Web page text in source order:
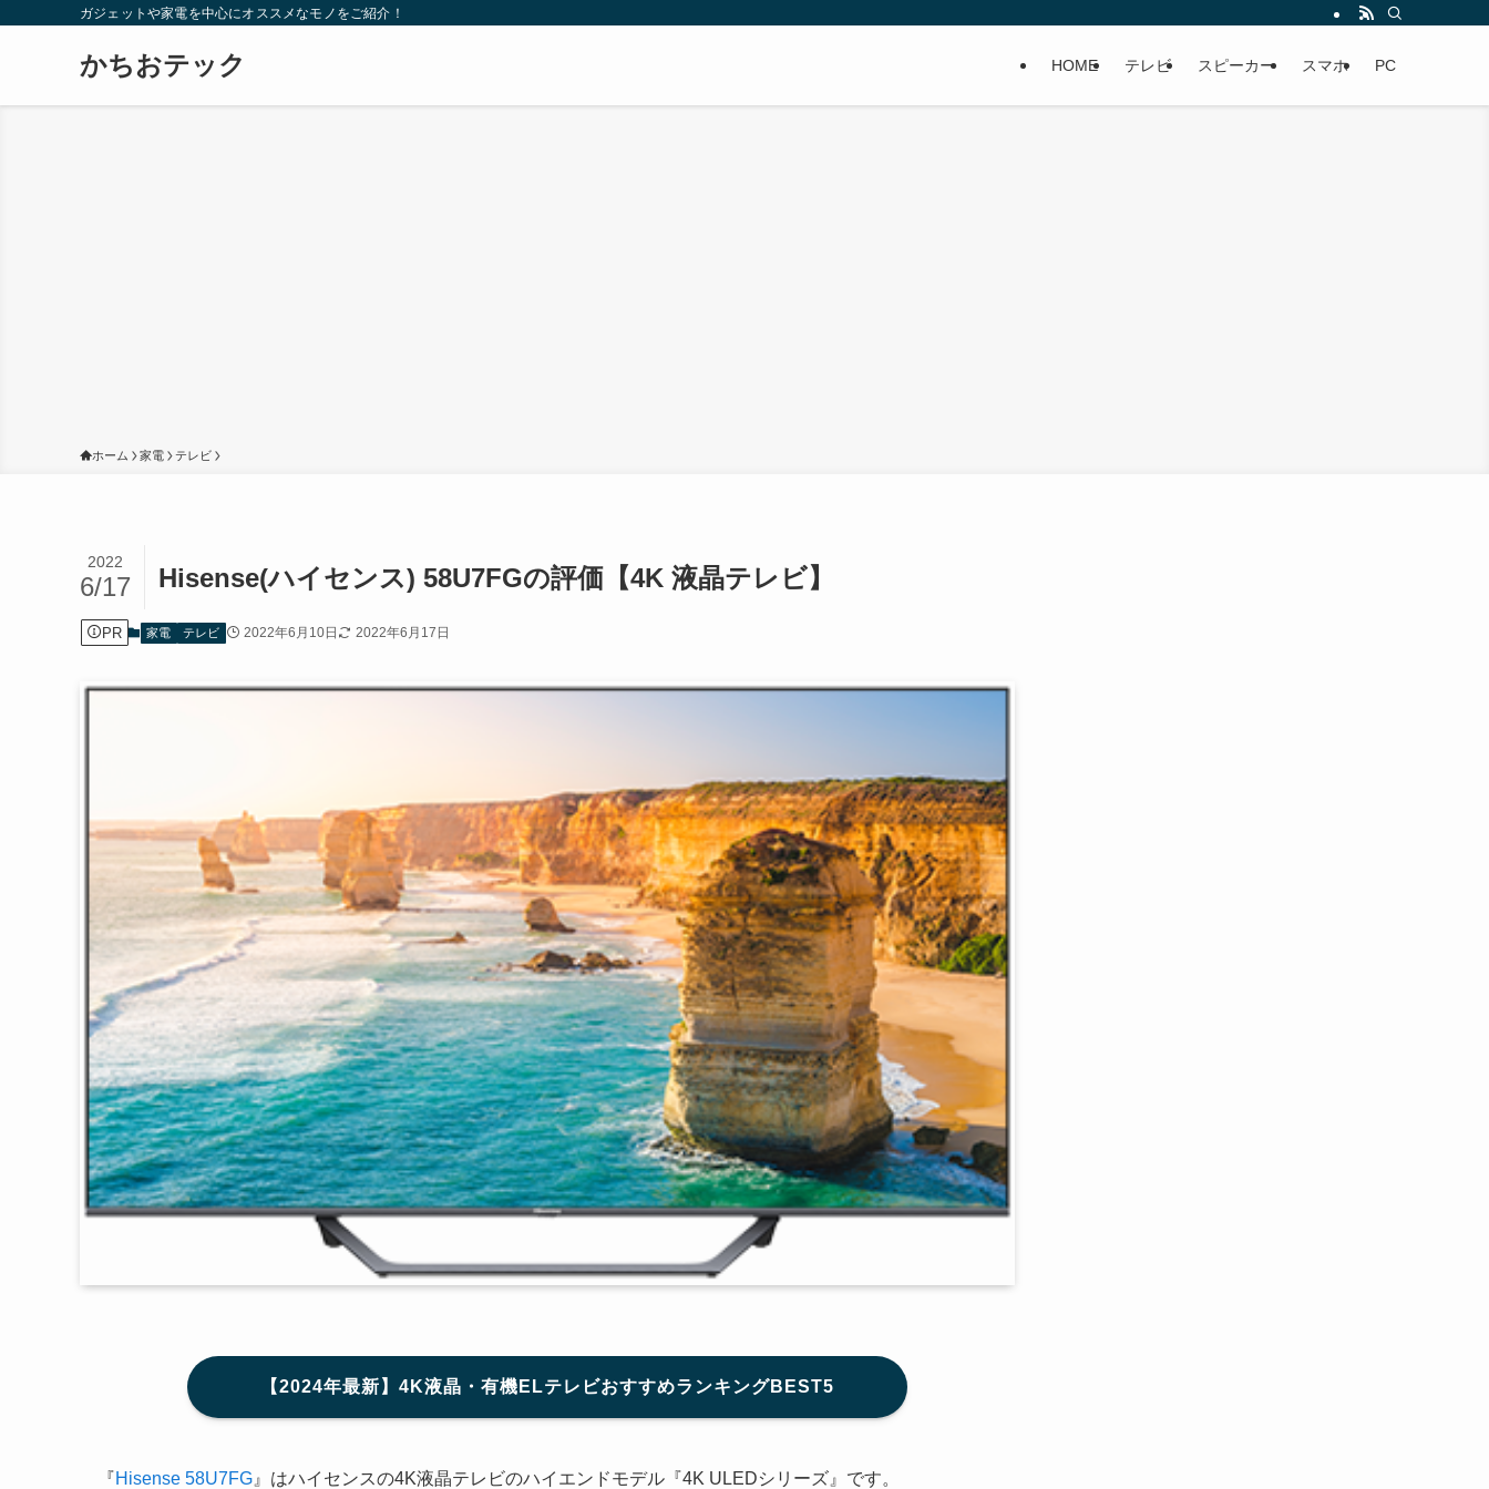
ガジェットや家電を中心にオススメなモノをご紹介！
かちおテック HOME テレビ スピーカー スマホ PC
ホーム 家電 テレビ
Hisense(ハイセンス) 58U7FGの評価【4K 液晶テレビ】
2022
6/17
PR 家電 テレビ 2022年6月10日 2022年6月17日
【2024年最新】4K液晶・有機ELテレビおすすめランキングBEST5
『Hisense 58U7FG 』はハイセンスの4K液晶テレビのハイエンドモデル『4K ULEDシリーズ』です。